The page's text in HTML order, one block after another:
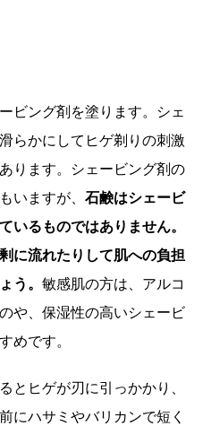
ビング剤を塗ります。シェ
らかにしてヒゲ剃りの刺激
ります。シェービング剤の
いますが、石鹸はシェービ
いるものではありません。
に流れたりして肌への負担
う。敏感肌の方は、アルコ
や、保湿性の高いシェービ
めです。
とヒゲが刃に引っかかり、
にハサミやバリカンで短く